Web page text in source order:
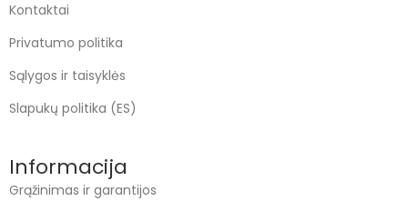
Kontaktai
Privatumo politika
Sąlygos ir taisyklės
Slapukų politika (ES)
Informacija
Grąžinimas ir garantijos